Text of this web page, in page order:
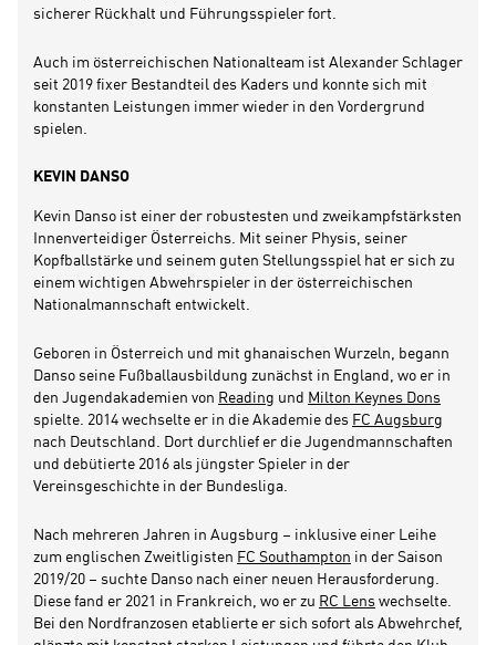
sicherer Rückhalt und Führungsspieler fort.
Auch im österreichischen Nationalteam ist Alexander Schlager
seit 2019 fixer Bestandteil des Kaders und konnte sich mit
konstanten Leistungen immer wieder in den Vordergrund
spielen.
KEVIN DANSO
Kevin Danso ist einer der robustesten und zweikampfstärksten
Innenverteidiger Österreichs. Mit seiner Physis, seiner
Kopfballstärke und seinem guten Stellungsspiel hat er sich zu
einem wichtigen Abwehrspieler in der österreichischen
Nationalmannschaft entwickelt.
Geboren in Österreich und mit ghanaischen Wurzeln, begann
Danso seine Fußballausbildung zunächst in England, wo er in
den Jugendakademien von Reading und Milton Keynes Dons
spielte. 2014 wechselte er in die Akademie des FC Augsburg
nach Deutschland. Dort durchlief er die Jugendmannschaften
und debütierte 2016 als jüngster Spieler in der
Vereinsgeschichte in der Bundesliga.
Nach mehreren Jahren in Augsburg – inklusive einer Leihe
zum englischen Zweitligisten FC Southampton in der Saison
2019/20 – suchte Danso nach einer neuen Herausforderung.
Diese fand er 2021 in Frankreich, wo er zu RC Lens wechselte.
Bei den Nordfranzosen etablierte er sich sofort als Abwehrchef,